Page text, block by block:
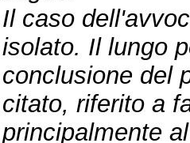
Il caso
isolato. Il lungo
conclusione del
citato, riferito a
principalmente